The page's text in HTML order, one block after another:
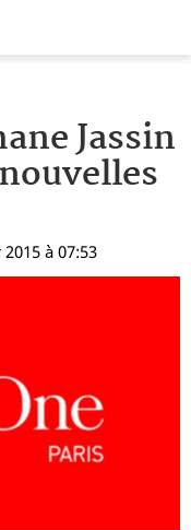
Jassin
à 07:53